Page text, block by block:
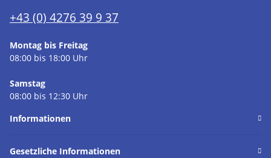
+43 (0) 4276 39 9 37
Montag bis Freitag
08:00 bis 18:00 Uhr
Samstag
08:00 bis 12:30 Uhr
Informationen
Gesetzliche Informationen